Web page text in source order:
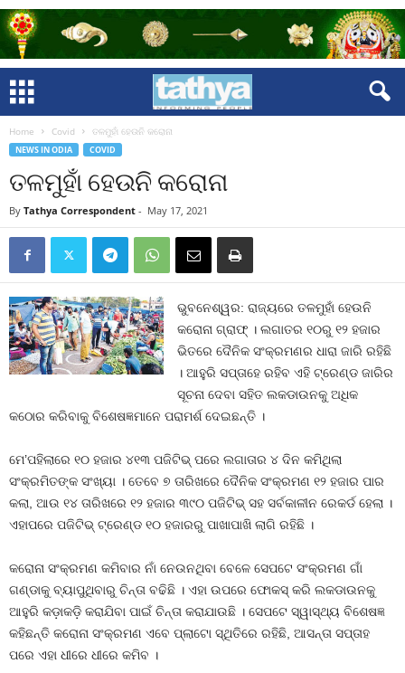
Home Covid ତଳମୁହାଁ ହେଉନି କରୋନା
NEWS IN ODIA COVID
ତଳମୁହାଁ ହେଉନି କରୋନା
By Tathya Correspondent - May 17, 2021
ଭୁବନେଶ୍ୱର: ରାଜ୍ୟରେ ତଳମୁହାଁ ହେଉନି
କରୋନା ଗ୍ରାଫ୍ । ଲଗାତର ୧୦ରୁ ୧୨ ହଜାର
ଭିତରେ ଦୈନିକ ସଂକ୍ରମଣର ଧାରା ଜାରି ରହିଛି
। ଆହୁରି ସପ୍ତାହେ ରହିବ ଏହି ଟ୍ରେଣ୍ଡ ଜାରିର
ସୂଚନା ଦେବା ସହିତ ଲକଡାଉନକୁ ଅଧିକ
କଠୋର କରିବାକୁ ବିଶେଷଜ୍ଞମାନେ ପରାମର୍ଶ ଦେଇଛନ୍ତି ।
ମେ’ପହିଲାରେ ୧୦ ହଜାର ୪୧୩ ପଜିଟିଭ୍ ପରେ ଲଗାତାର ୪ ଦିନ କମିଥିଲା
ସଂକ୍ରମିତଙ୍କ ସଂଖ୍ୟା । ତେବେ ୭ ତାରିଖରେ ଦୈନିକ ସଂକ୍ରମଣ ୧୨ ହଜାର ପାର
କଲା, ଆଉ ୧୪ ତାରିଖରେ ୧୨ ହଜାର ୩୯୦ ପଜିଟିଭ୍ ସହ ସର୍ବକାଳୀନ ରେକର୍ଡ ହେଲା ।
ଏହାପରେ ପଜିଟିଭ୍ ଟ୍ରେଣ୍ଡ ୧୦ ହଜାରରୁ ପାଖାପାଖି ଲାଗି ରହିଛି ।
କରୋନା ସଂକ୍ରମଣ କମିବାର ନାଁ ନେଉନଥିବା ବେଳେ ସେପଟେ ସଂକ୍ରମଣ ଗାଁ
ଗଣ୍ଡାକୁ ବ୍ୟାପୁଥିବାରୁ ଚିନ୍ତା ବଢିଛି । ଏହା ଉପରେ ଫୋକସ୍ କରି ଲକଡାଉନକୁ
ଆହୁରି କଡ଼ାକଡ଼ି କରାଯିବା ପାଇଁ ଚିନ୍ତା କରାଯାଉଛି । ସେପଟେ ସ୍ୱାସ୍ଥ୍ୟ ବିଶେଷଜ୍ଞ
କହିଛନ୍ତି କରୋନା ସଂକ୍ରମଣ ଏବେ ପ୍ଲାଟୋ ସ୍ଥିତିରେ ରହିଛି, ଆସନ୍ତା ସପ୍ତାହ
ପରେ ଏହା ଧୀରେ ଧୀରେ କମିବ ।